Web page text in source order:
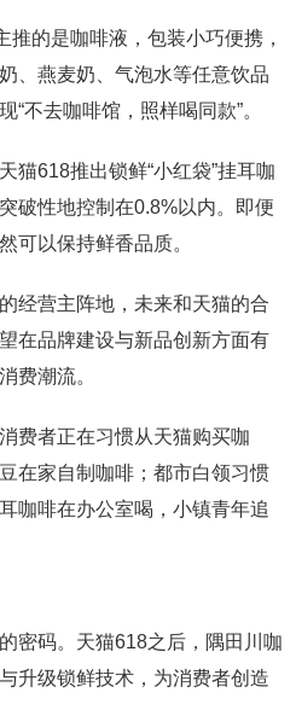
的是咖啡液，包装小巧便携，
、燕麦奶、气泡水等任意饮品
不去咖啡馆，照样喝同款”。
猫618推出锁鲜“小红袋”挂耳咖
破性地控制在0.8%以内。即便
可以保持鲜香品质。
经营主阵地，未来和天猫的合
在品牌建设与新品创新方面有
费潮流。
费者正在习惯从天猫购买咖
在家自制咖啡；都市白领习惯
咖啡在办公室喝，小镇青年追
密码。天猫618之后，隅田川咖
升级锁鲜技术，为消费者创造